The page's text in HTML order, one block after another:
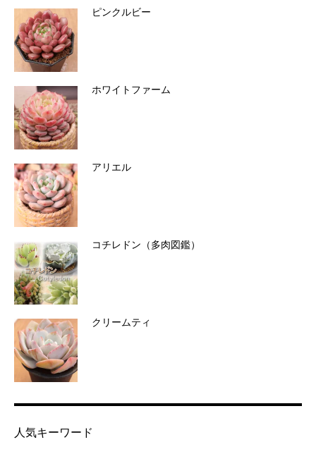
ピンクルビー
ホワイトファーム
アリエル
コチレドン（多肉図鑑）
クリームティ
人気キーワード